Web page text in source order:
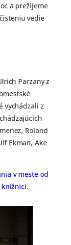
a prežijeme
vedie
Parzany z
vychádzali z
Roland
Ekman, Ake
v meste od